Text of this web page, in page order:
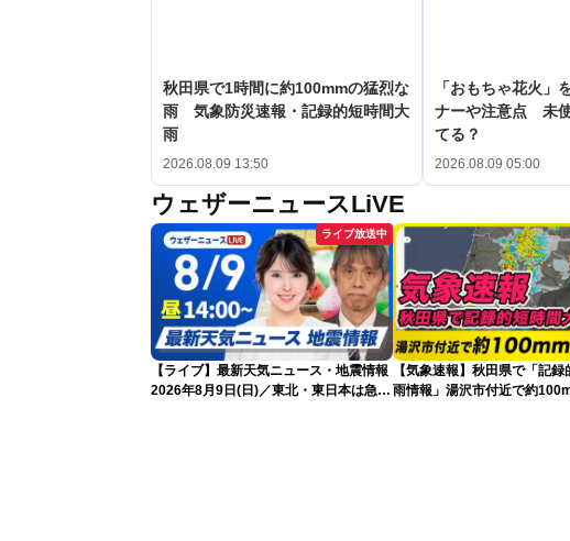
秋田県で1時間に約100mmの猛烈な
雨 気象防災速報・記録的短時間大
雨
2026.08.09 13:50
「おもちゃ花火」
ナーや注意点 未
てる？
2026.08.09 05:00
ウェザーニュースLiVE
ライブ放送中
【ライブ】最新天気ニュース・地震情報
2026年8月9日(日)／東北・東日本は急な
【気象速報】秋田県で「記
雨情報」湯沢市付近で約